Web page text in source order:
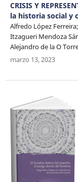
CRISIS Y
la historia social y
Alfredo López
Itzagueri Mendoza
Alejandro de la O
marzo 13, 2023